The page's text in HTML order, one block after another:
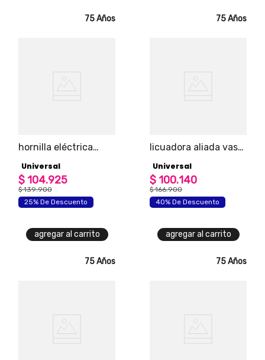
75 Años
hornilla eléctrica
Universal
$ 104.925
$ 139.900
25% De Descuento
agregar al carrito
75 Años
licuadora aliada vaso
Universal
$ 100.140
$ 166.900
40% De Descuento
agregar al carrito
75 Años 75 Años